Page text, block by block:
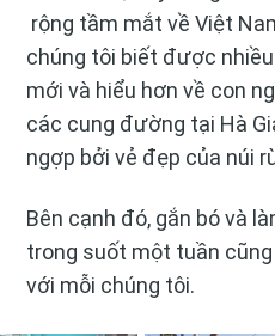
rộng tầm mắt về Việt
chúng tôi biết được
mới và hiểu hơn về con
các cung đường tại Hà
ngợp bởi vẻ đẹp của núi
Bên cạnh đó, gắn bó và
trong suốt một tuần
với mỗi chúng tôi.